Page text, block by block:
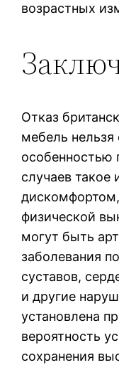
возрастных
Отказ
мебель нельзя
особенностью
случаев такое
физической
могут быть
заболевания
суставов,
и другие
установлена
вероятность
сохранения